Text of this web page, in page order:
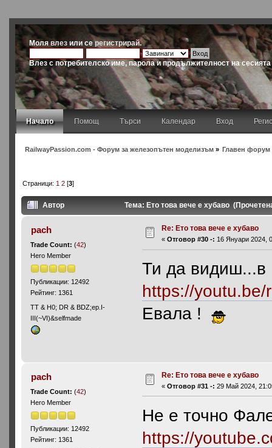
Молявлез или серегистрирай.
Влез с потребителско име, парола и продължителност на сесията
Начало Помощ Търси Календар Вход
RailwayPassion.com - Форум за железопътен моделизъм» Главен форум
Страници: 1 2[3]
Автор Тема: Ето това вече е хубаво
pach
Trade Count:(42)
Hero Member
Публикации: 12492
Рейтинг: 1361
ТТ & Н0; DR & BDZ;ep.I-
III(~VI)&selfmade
Re: Ето това вече е хубаво
«Отговор #30 -: 16 Януари 2024,
Ти да видиш...в
https://youtu.be/
Евала !
pach
Trade Count:(42)
Hero Member
Публикации: 12492
Рейтинг: 1361
Re: Ето това вече е хубаво
«Отговор #31 -: 29 Май 2024,
Не е точно
https://